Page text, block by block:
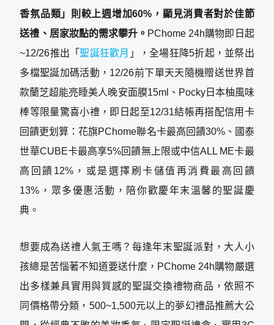
香氛品類」則較上週增加60%，顯見消費者對於佳節
送禮、居家妝點的需求攀升。 PChome 24h購物即日起
~12/26推出「聖誕狂歡月 」，全場狂降5折起，並祭出
多檔聖誕加碼活動，12/26前下單天天隨機贈送世界首
款蘭芝超能亮睡美人晚安面膜15ml、Pocky日本柚風味
棒等限量驚喜小禮，即日起至12/31結帳再搭配信用卡
回饋更划算：花旗PChome聯名卡最高回饋30%、國泰
世華CUBE卡最高享5%回饋無上限或中信ALL ME卡最
高回饋12%，或是選擇刷卡儲值再消費最高回饋
13%，眾多優惠活動，陪你歡慶年末溫馨的聖誕慶
典。
想要成為送禮人氣王嗎？每逢年末聖誕派對，大人小
孩總是苦惱著不知道要送什麼，PChome 24h購物嚴選
出多樣兼具實用與質感的聖誕交換禮物商品，依照不
同價格帶分類，500~1,500元以上的夢幻禮品推薦大公